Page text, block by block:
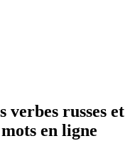
verbes russes et
en ligne